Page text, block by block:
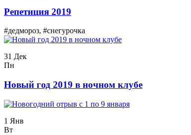
Репетиция 2019
#дедмороз, #снегурочка
31 Дек
Пн
Новый год 2019 в ночном клубе
1 Янв
Вт